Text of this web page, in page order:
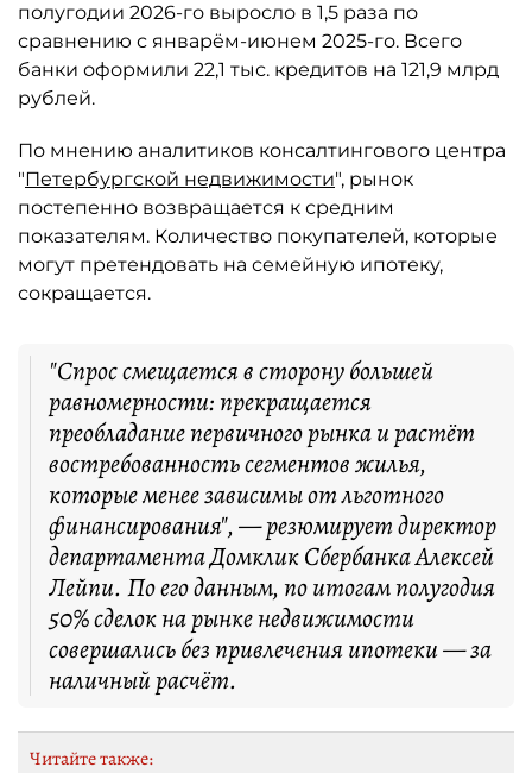
полугодии 2026-го выросло в 1,5 раза по
сравнению с январём-июнем 2025-го. Всего
банки оформили 22,1 тыс. кредитов на 121,9 млрд
рублей.
По мнению аналитиков консалтингового центра
"Петербургской недвижимости", рынок
постепенно возвращается к средним
показателям. Количество покупателей, которые
могут претендовать на семейную ипотеку,
сокращается.
"Спрос смещается в сторону большей
равномерности: прекращается
преобладание первичного рынка и растёт
востребованность сегментов жилья,
которые менее зависимы от льготного
финансирования", — резюмирует директор
департамента Домклик Сбербанка Алексей
Лейпи. По его данным, по итогам полугодия
50% сделок на рынке недвижимости
совершались без привлечения ипотеки — за
наличный расчёт.
Читайте также: